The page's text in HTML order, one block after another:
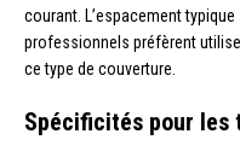
courant. L’espacement
professionnels préfèrent
ce type de couverture.
Spécificités pour les